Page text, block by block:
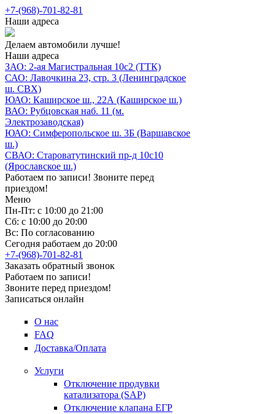
+7-(968)-701-82-81
Наши адреса
Делаем автомобили лучше!
Наши адреса
ЗАО: 2-ая Магистральная 10с2 (ТТК)
САО: Лавочкина 23, стр. 3 (Ленинградское
ш. СВХ)
ЮАО: Каширское ш., 22А (Каширское ш.)
ВАО: Рубцовская наб. 11 (м.
Электрозаводская)
ЮАО: Симферопольское ш. 3Б (Варшавское
ш.)
СВАО: Староватутинский пр-д 10с10
(Ярославское ш.)
Работаем по записи! Звоните перед
приездом!
Меню
Пн-Пт: с 10:00 до 21:00
Сб: с 10:00 до 20:00
Вс: По согласованию
Сегодня работаем до 20:00
+7-(968)-701-82-81
Заказать обратный звонок
Работаем по записи!
Звоните перед приездом!
Записаться онлайн
О нас
FAQ
Доставка/Оплата
Услуги
Отключение продувки
катализатора (SAP)
Отключение клапана ЕГР